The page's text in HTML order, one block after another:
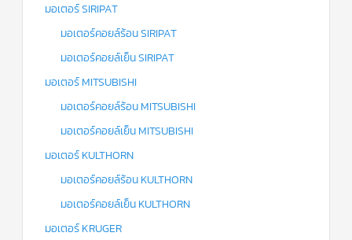
มอเตอร์ SIRIPAT
มอเตอร์คอยล์ร้อน SIRIPAT
มอเตอร์คอยล์เย็น SIRIPAT
มอเตอร์ MITSUBISHI
มอเตอร์คอยล์ร้อน MITSUBISHI
มอเตอร์คอยล์เย็น MITSUBISHI
มอเตอร์ KULTHORN
มอเตอร์คอยล์ร้อน KULTHORN
มอเตอร์คอยล์เย็น KULTHORN
มอเตอร์ KRUGER